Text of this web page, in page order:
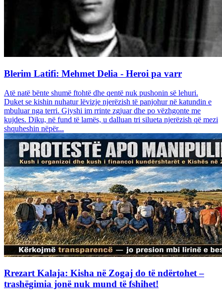
Blerim Latifi: Mehmet Delia - Heroi pa varr
Atë natë bënte shumë ftohtë dhe qentë nuk pushonin së lehuri.
Duket se kishin nuhatur lëvizje njerëzish të panjohur në katundin e
mbuluar nga terri. Gjyshi im rrinte zgjuar dhe po vëzhgonte me
kujdes. Diku, në fund të lamës, u dalluan tri silueta njerëzish që mezi
shquheshin nëpër...
Rrezart Kalaja: Kisha në Zogaj do të ndërtohet –
trashëgimia jonë nuk mund të fshihet!